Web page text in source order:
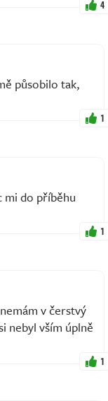
4
působilo tak,
1
mi do příběhu
1
v čerstvý
nebyl vším úplně
1